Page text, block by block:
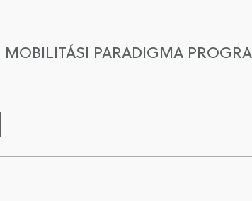
PARADIGMA